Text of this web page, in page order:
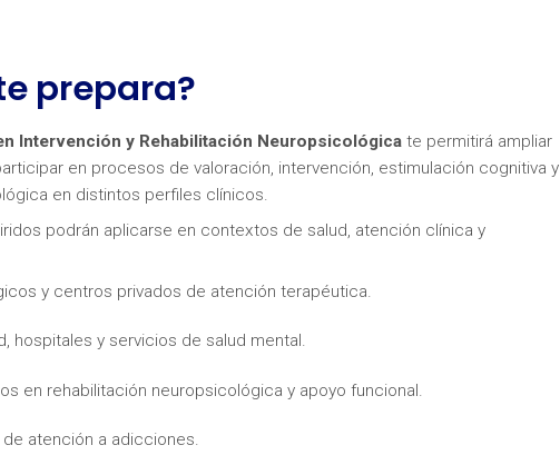
prepara?
Intervención y Rehabilitación Neuropsicológicate permitirá ampliar
en procesos de valoración, intervención, estimulación cognitiva y
en distintos perfiles clínicos.
podrán aplicarse en contextos de salud, atención clínica y
y centros privados de atención terapéutica.
hospitales y servicios de salud mental.
en rehabilitación neuropsicológica y apoyo funcional.
atención a adicciones.